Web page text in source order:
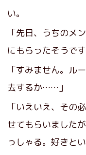
い。
「先日、うちのメ
にもらったそうです
「すみません。ル
去するか……」
「いえいえ、その
せてもらいました
っしゃる。好きと